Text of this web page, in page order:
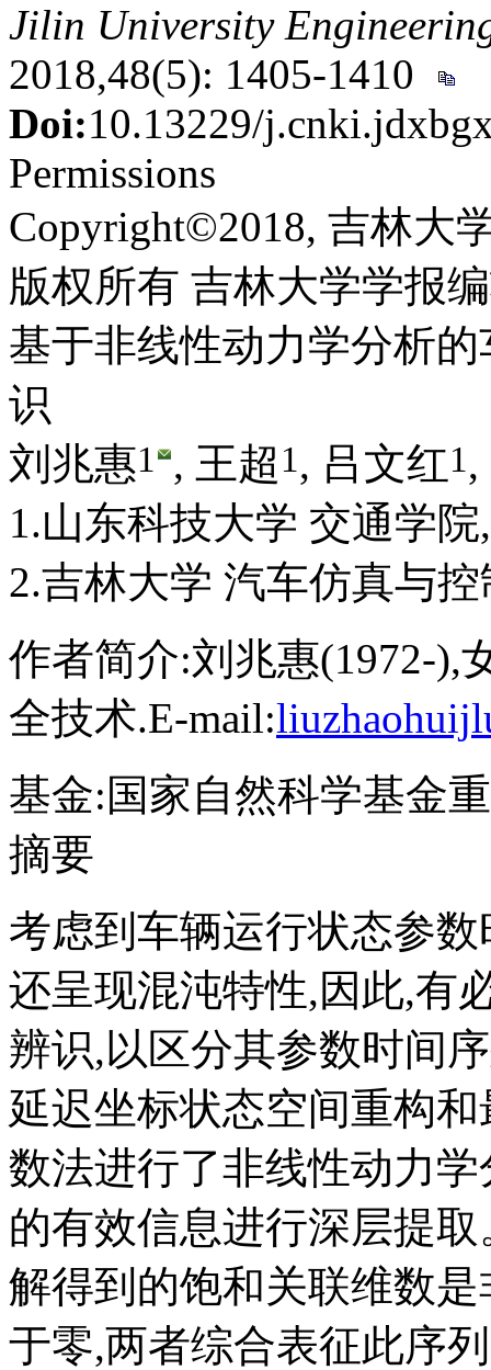
Jilin University
2018,48(5): 1405-1410
Doi:10.13229/
Permissions
Copyright©2018, 吉林大
版权所有 吉林大学学报
基于非线性动力学分析
识
刘兆惠1 , 王超 1, 吕文红1,
1.山东科技大学 交通学
2.吉林大学 汽车仿真与
作者简介:刘兆惠(1972-),
全技术.E-mail:
基金:国家自然科学基金
摘要
考虑到车辆运行状态参
还呈现混沌特性,因此,有
辨识,以区分其参数时间
延迟坐标状态空间重构
数法进行了非线性动力
的有效信息进行深层提
解得到的饱和关联维数
于零,两者综合表征此序